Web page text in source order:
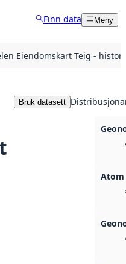
Finn data Meny
Eiendomskart Teig -
Bruk datasett
Atom